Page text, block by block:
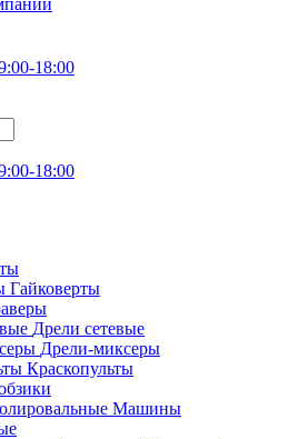
18:00
18:00
Гайковерты
Дрели сетевые
Дрели-миксеры
Краскопульты
Машины